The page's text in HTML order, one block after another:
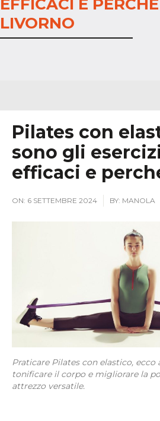
EFFICACI E
LIVORNO
Pilates con
sono gli
efficaci e
ON: 6 SETTEMBRE 2024 BY: MANOLA
Praticare Pilates con elastico, ecco
tonificare il corpo e migliorare la
attrezzo versatile.